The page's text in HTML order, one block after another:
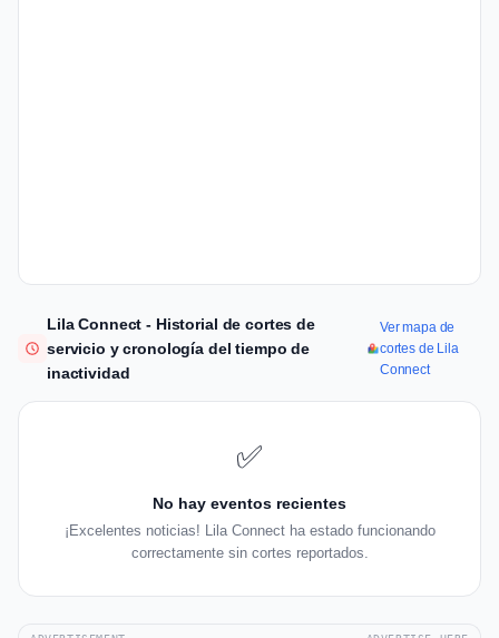
Lila Connect - Historial de cortes de
servicio y cronología del tiempo de
inactividad
Ver mapa de
cortes de Lila
Connect
✅
No hay eventos recientes
¡Excelentes noticias! Lila Connect ha estado funcionando
correctamente sin cortes reportados.